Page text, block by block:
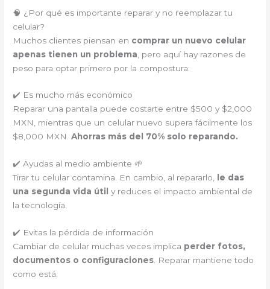
🧠 ¿Por qué es importante reparar y no reemplazar tu
celular?
Muchos clientes piensan en comprar un nuevo celular
apenas tienen un problema , pero aquí hay razones de
peso para optar primero por la compostura:
✔️ Es mucho más económico
Reparar una pantalla puede costarte entre $500 y $2,000
MXN, mientras que un celular nuevo supera fácilmente los
$8,000 MXN.Ahorras más del 70% solo reparando.
✔️ Ayudas al medio ambiente 🌱
Tirar tu celular contamina. En cambio, al repararlo, le das
una segunda vida útil y reduces el impacto ambiental de
la tecnología.
✔️ Evitas la pérdida de información
Cambiar de celular muchas veces implica perder fotos,
documentos o configuraciones. Reparar mantiene todo
como está.